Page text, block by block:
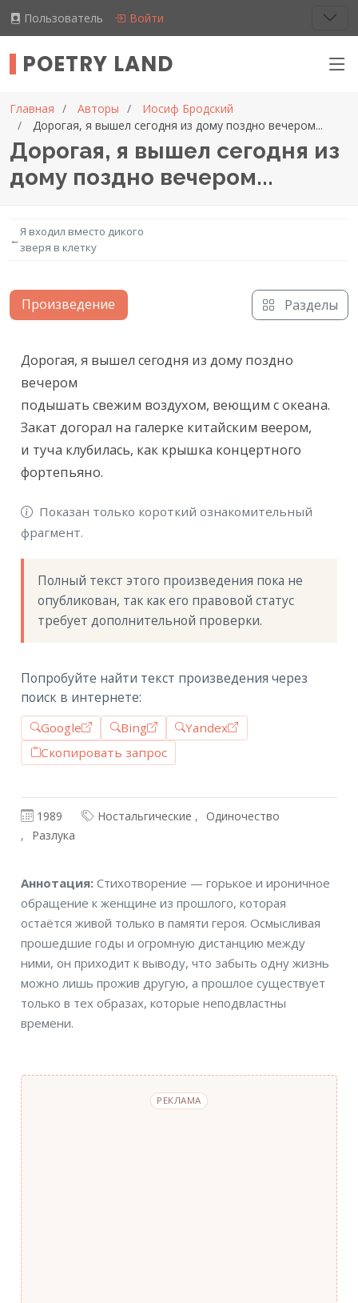
Пользователь Войти
POETRY LAND
Главная Авторы
Иосиф Бродский
Дорогая, я вышел сегодня из дому поздно вечером...
Дорогая, я вышел сегодня из
дому поздно вечером...
←
Я входил вместо дикого
зверя в клетку
Произведение Разделы
Текст произведения
Дорогая, я вышел сегодня из дому поздно
вечером
подышать свежим воздухом, веющим с океана.
Закат догорал на галерке китайским веером,
и туча клубилась, как крышка концертного
фортепьяно.
Показан только короткий ознакомительный
фрагмент.
Полный текст этого произведения пока не
опубликован, так как его правовой статус
требует дополнительной проверки.
Попробуйте найти текст произведения через
поиск в интернете:
Google Bing
Yandex
Скопировать запрос
1989 Ностальгические
Одиночество
Разлука
Аннотация
Аннотация:Стихотворение — горькое и ироничное
обращение к женщине из прошлого, которая
остаётся живой только в памяти героя. Осмысливая
прошедшие годы и огромную дистанцию между
ними, он приходит к выводу, что забыть одну жизнь
можно лишь прожив другую, а прошлое существует
только в тех образах, которые неподвластны
времени.
РЕКЛАМА